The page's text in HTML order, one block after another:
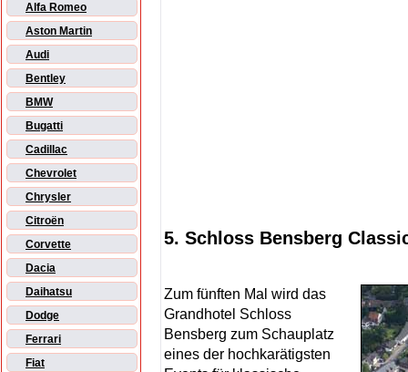
Alfa Romeo
Aston Martin
Audi
Bentley
BMW
Bugatti
Cadillac
Chevrolet
Chrysler
Citroën
Corvette
Dacia
Daihatsu
Dodge
Ferrari
Fiat
5. Schloss Bensberg
Zum fünften Mal wird das
Grandhotel Schloss
Bensberg zum Schauplatz
eines der hochkarätigsten